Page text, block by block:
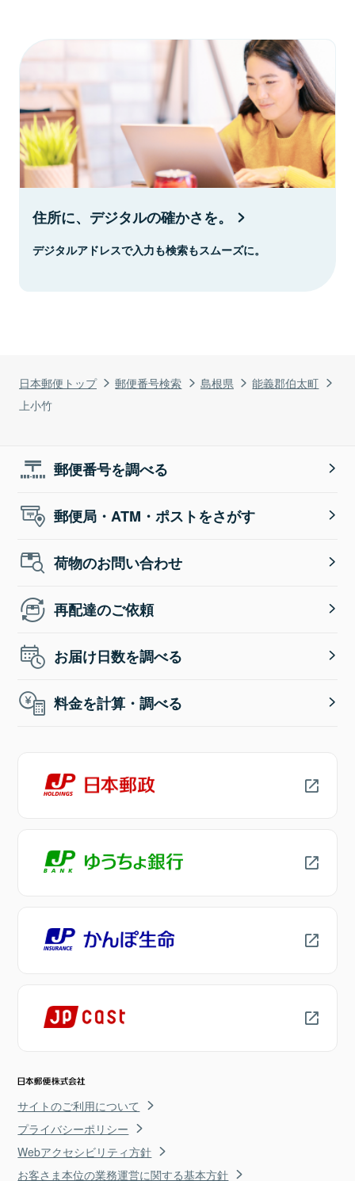
日本郵便トップ 郵便番号検索 島根県
能義郡伯太町
上小竹
住所に、デジタルの確かさを。
デジタルアドレスで入力も検索もスムーズに。
郵便番号を調べる
郵便局・ATM・ポストをさがす
荷物のお問い合わせ
再配達のご依頼
お届け日数を調べる
料金を計算・調べる
サイトのご利用について
プライバシーポリシー
Webアクセシビリティ方針
お客さま本位の業務運営に関する基本方針